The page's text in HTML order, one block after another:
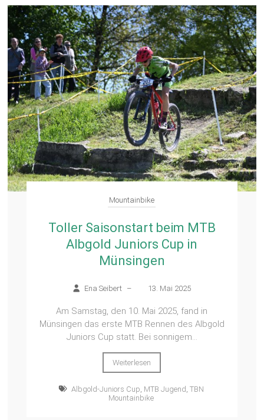
Mountainbike
Toller Saisonstart beim MTB
Albgold Juniors Cup in
Münsingen
Ena Seibert – 13. Mai 2025
Am Samstag, den 10. Mai 2025, fand in
Münsingen das erste MTB Rennen des Albgold
Juniors Cup statt. Bei sonnigem...
Weiterlesen
Albgold-Juniors Cup MTB Jugend ,TBN
Mountainbike